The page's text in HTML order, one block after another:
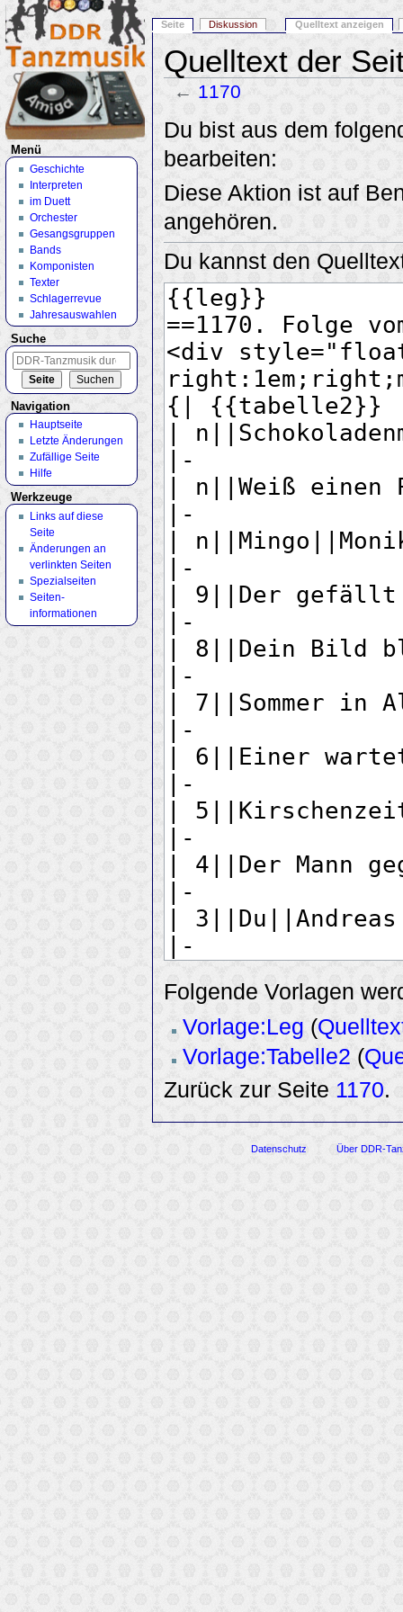
Quelltext der
← 1170
Wechseln zu: Navigation Suche
Du bist aus dem
bearbeiten:
Diese Aktion ist auf
angehören.
Du kannst den
Folgende Vorlagen
Vorlage:Leg (
Vorlage:Tabelle2 (
Zurück zur Seite 1170.
Seite Diskussion Quelltext anzeigen
Menü
Geschichte
Interpreten
im Duett
Orchester
Gesangsgruppen
Bands
Komponisten
Texter
Schlagerrevue
Jahresauswahlen
Suche
Navigation
Hauptseite
Letzte Änderungen
Zufällige Seite
Hilfe
Werkzeuge
Links auf diese
Seite
Änderungen an
verlinkten Seiten
Spezialseiten
Seiten­
informationen
Datenschutz Über DDR-